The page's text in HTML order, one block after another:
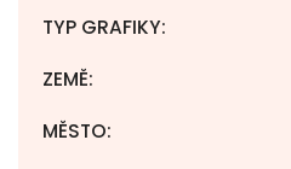
TYP GRAFIKY:
ZEMĚ:
MĚSTO: